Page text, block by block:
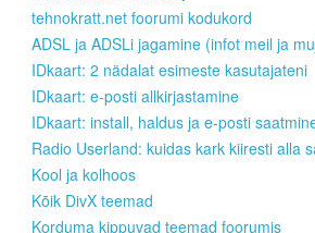
tehnokratt.net foorumi kodukord
ADSL ja ADSLi jagamine (infot meil ja
IDkaart: 2 nädalat esimeste kasutajateni
IDkaart: e-posti allkirjastamine
IDkaart: install, haldus ja e-posti
Radio Userland: kuidas kark kiiresti alla
Kool ja kolhoos
Kõik DivX teemad
Korduma kippuvad teemad foorumis